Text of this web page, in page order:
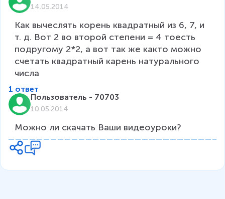
14.05.2014
Как вычеслять корень квадратный из 6, 7, и
т. д. Вот 2 во второй степени = 4 тоесть
подругому 2*2, а вот так же както можно
счетать квадратный карень натурального
числа
1 ответ
Пользователь - 70703
10.05.2014
Можно ли скачать Ваши видеоуроки?